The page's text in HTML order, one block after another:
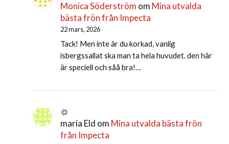
Monica Söderström om Mina utvalda
bästa frön från Impecta
22 mars, 2026
Tack! Men inte är du korkad, vanlig
isbergssallat ska man ta hela huvudet. den här
är speciell och såå bra!…
maria Eld om Mina utvalda bästa frön
från Impecta